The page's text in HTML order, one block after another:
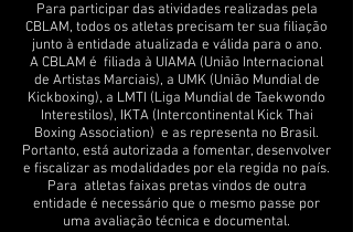
Para participar das atividades realizadas pela
CBLAM, todos os atletas precisam ter sua filiação
junto à entidade atualizada e válida para o ano.
A CBLAM é filiada à UIAMA (União Internacional
de Artistas Marciais), a UMK (União Mundial de
Kickboxing), a LMTI (Liga Mundial de Taekwondo
Interestilos), IKTA (Intercontinental Kick Thai
Boxing Association) e as representa no Brasil.
Portanto, está autorizada a fomentar, desenvolver
e fiscalizar as modalidades por ela regida no país.
Para atletas faixas pretas vindos de outra
entidade é necessário que o mesmo passe por
uma avaliação técnica e documental.